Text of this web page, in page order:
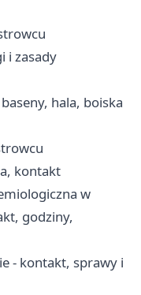
i zasady
hala, boiska
kontakt
w
godziny,
- kontakt, sprawy i